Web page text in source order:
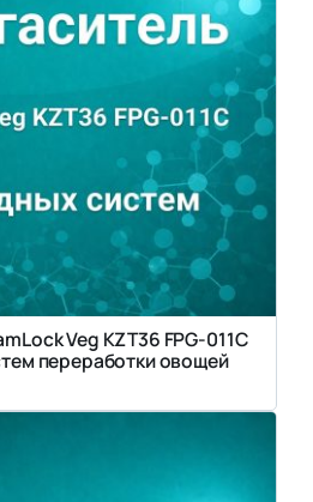
Veg KZT36 FPG-011C
переработки овощей